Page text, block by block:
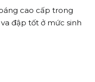
cao cấp trong
đập tốt ở mức sinh